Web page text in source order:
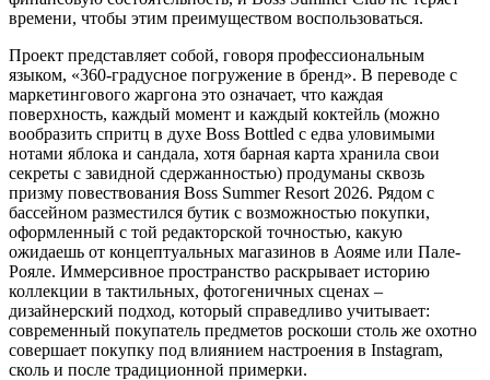
времени, чтобы этим преимуществом воспользоваться.
Проект представляет собой, говоря профессиональным
языком, «360-градусное погружение в бренд». В переводе с
маркетингового жаргона это означает, что каждая
поверхность, каждый момент и каждый коктейль (можно
вообразить спритц в духе Boss Bottled с едва уловимыми
нотами яблока и сандала, хотя барная карта хранила свои
секреты с завидной сдержанностью) продуманы сквозь
призму повествования Boss Summer Resort 2026. Рядом с
бассейном разместился бутик с возможностью покупки,
оформленный с той редакторской точностью, какую
ожидаешь от концептуальных магазинов в Аояме или Пале-
Рояле. Иммерсивное пространство раскрывает историю
коллекции в тактильных, фотогеничных сценах –
дизайнерский подход, который справедливо учитывает:
современный покупатель предметов роскоши столь же охотно
совершает покупку под влиянием настроения в Instagram,
сколь и после традиционной примерки.